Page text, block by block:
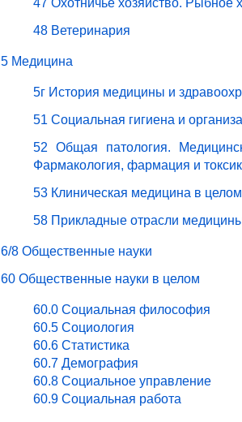
47 Охотничье хозяйство. Рыбное
48 Ветеринария
5 Медицина
5г История медицины и
51 Социальная гигиена и
52 Общая патология.
Фармакология, фармация и
53 Клиническая медицина в целом
58 Прикладные отрасли
6/8 Общественные науки
60 Общественные науки в целом
60.0 Социальная философия
60.5 Социология
60.6 Статистика
60.7 Демография
60.8 Социальное управление
60.9 Социальная работа